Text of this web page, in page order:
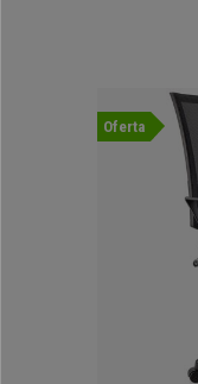
Oferta